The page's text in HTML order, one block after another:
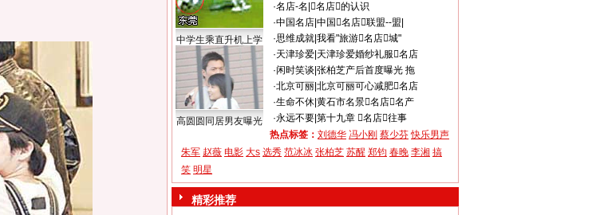
中学生乘直升机上学
高圆圆同居男友曝光
·名店-名 名店的认识
·中国名店| 中国名店联盟--盟|
·思维成就| 我看"旅游名店城"
·天津珍爱| 天津珍爱婚纱礼服名店
·闲时笑谈 张柏芝产后首度曝光 拖
·北京可丽| 北京可丽可心减肥名店
·生命不休| 黄石市名景名店名产
·永远不要| 第十九章 名店往事
热点标签： 刘德华 冯小刚 蔡少芬 快乐男声
朱军 赵薇 电影 大s 选秀 范冰冰 张柏芝 苏醒 郑钧 春晚 李湘 搞
笑 明星
精彩推荐